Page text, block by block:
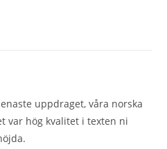
uppdraget, våra norska
var hög kvalitet i texten ni